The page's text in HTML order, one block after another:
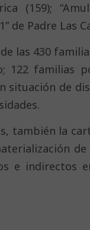
(159);
de Padre Las
las 430
122 familias
situación de
también la
de
e indirectos